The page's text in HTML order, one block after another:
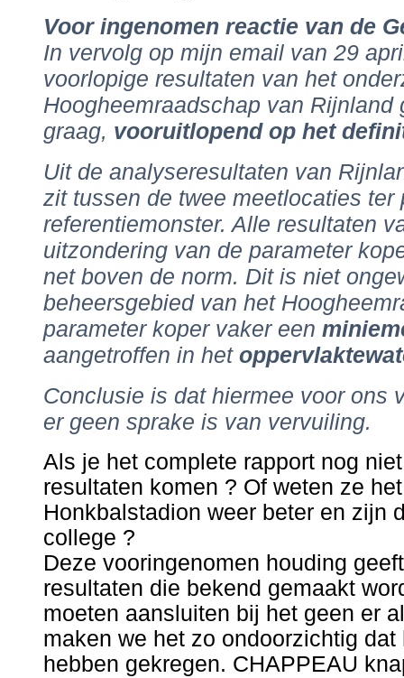
Voor ingenomen reactie van de
In vervolg op mijn email van 29
voorlopige resultaten van het
Hoogheemraadschap van
graag, vooruitlopend op het
Uit de analyseresultaten van
zit tussen de twee meetlocaties ter
referentiemonster. Alle resultaten
uitzondering van de parameter
net boven de norm. Dit is niet
beheersgebied van het
parameter koper vaker een
aangetroffen in het
Conclusie is dat hiermee voor ons
er geen sprake is van vervuiling.
Als je het complete rapport nog
resultaten komen ? Of weten ze
Honkbalstadion weer beter en zijn
college ?
Deze vooringenomen houding
resultaten die bekend gemaakt
moeten aansluiten bij het geen er
maken we het zo ondoorzichtig
hebben gekregen. CHAPPEAU